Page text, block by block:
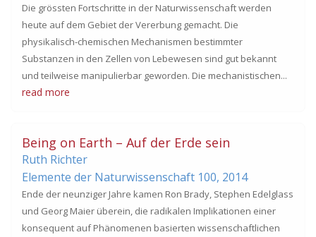
Die grössten Fortschritte in der Naturwissenschaft werden
heute auf dem Gebiet der Vererbung gemacht. Die
physikalisch-chemischen Mechanismen bestimmter
Substanzen in den Zellen von Lebewesen sind gut bekannt
und teilweise manipulierbar geworden. Die mechanistischen...
read more
Being on Earth – Auf der Erde sein
Ruth Richter
Elemente der Naturwissenschaft 100, 2014
Ende der neunziger Jahre kamen Ron Brady, Stephen Edelglass
und Georg Maier überein, die radikalen Implikationen einer
konsequent auf Phänomenen basierten wissenschaftlichen